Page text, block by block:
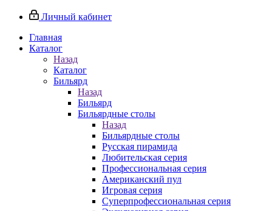
Личный кабинет
Главная
Каталог
Назад
Каталог
Бильярд
Назад
Бильярд
Бильярдные столы
Назад
Бильярдные столы
Русская пирамида
Любительская серия
Профессиональная серия
Американский пул
Игровая серия
Суперпрофессиональная серия